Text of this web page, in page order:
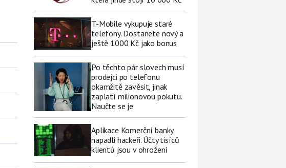
T-Mobile vykupuje staré
telefony. Dostanete nový a
ještě 1000 Kč jako bonus
Po těchto pár slovech musí
prodejci po telefonu
okamžitě zavěsit, jinak
zaplatí milionovou pokutu.
Naučte se je
Aplikace Komerční banky
napadli hackeři. Účty tisíců
klientů jsou v ohrožení